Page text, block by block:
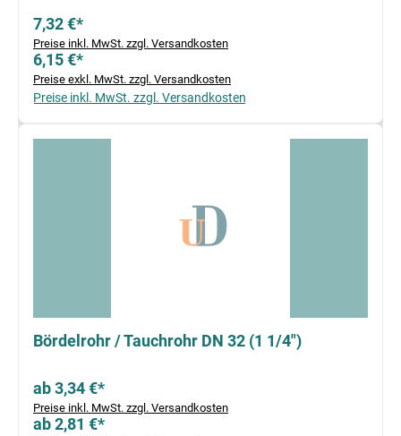
7,32 €*
Preise inkl. MwSt. zzgl. Versandkosten
6,15 €*
Preise exkl. MwSt. zzgl. Versandkosten
Preise inkl. MwSt. zzgl. Versandkosten
Bördelrohr / Tauchrohr DN 32 (1 1/4")
ab 3,34 €*
Preise inkl. MwSt. zzgl. Versandkosten
ab 2,81 €*